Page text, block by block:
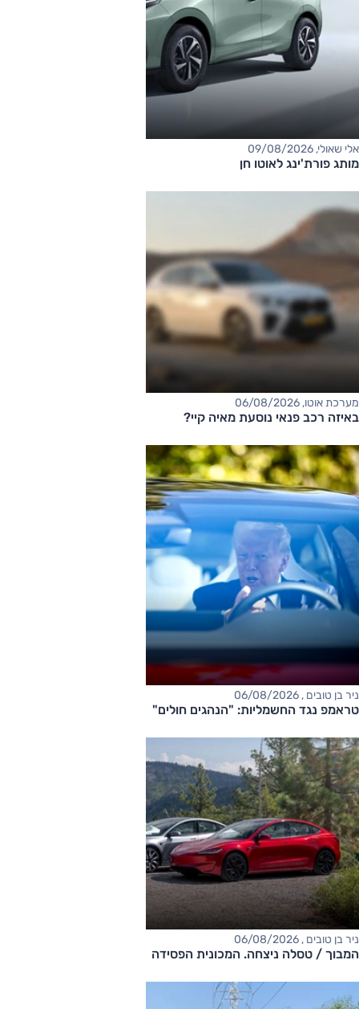
אלי שאולי, 09/08/2026
מותג פורת'ינג לאוטו חן
מערכת אוטו, 06/08/2026
באיזה רכב פנאי נוסעת מאיה קיי?
ניר בן טובים , 06/08/2026
טראמפ נגד החשמליות: "הנהגים חולים"
ניר בן טובים , 06/08/2026
המבוך / טסלה ניצחה. המכונית הפסידה